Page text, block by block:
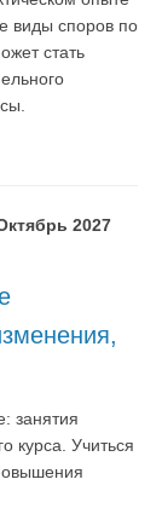
виды споров по
стать
2027
занятия
курса. Учиться